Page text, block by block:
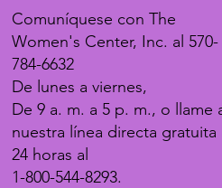
Comuníquese con The
Women's Center, Inc. al 570-
784-6632
De lunes a viernes,
De 9 a. m. a 5 p. m., o llame
nuestra línea directa gratuita
24 horas al
1-800-544-8293.